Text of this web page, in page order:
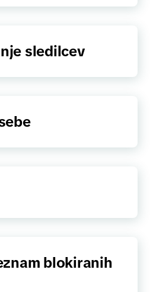
sledilcev
blokiranih